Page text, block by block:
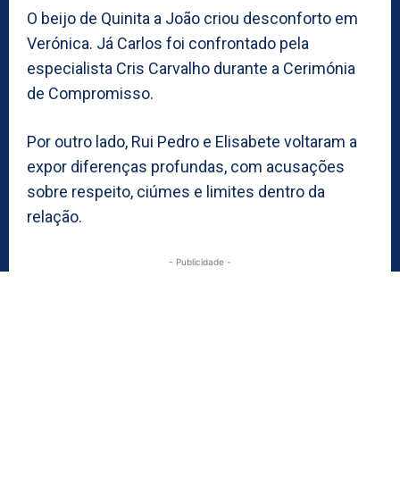
O beijo de Quinita a João criou desconforto em
Verónica. Já Carlos foi confrontado pela
especialista Cris Carvalho durante a Cerimónia
de Compromisso.
Por outro lado, Rui Pedro e Elisabete voltaram a
expor diferenças profundas, com acusações
sobre respeito, ciúmes e limites dentro da
relação.
- Publicidade -